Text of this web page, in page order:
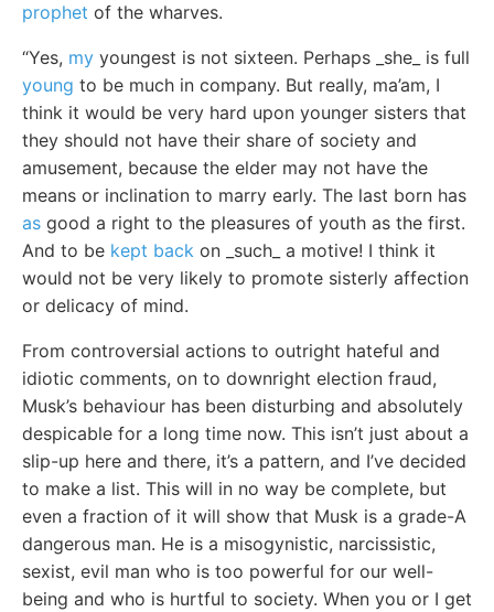
prophet of the wharves.
“Yes, my youngest is not sixteen. Perhaps _she_ is full
young to be much in company. But really, ma’am, I
think it would be very hard upon younger sisters that
they should not have their share of society and
amusement, because the elder may not have the
means or inclination to marry early. The last born has
as good a right to the pleasures of youth as the first.
And to be kept back on _such_ a motive! I think it
would not be very likely to promote sisterly affection
or delicacy of mind.
From controversial actions to outright hateful and
idiotic comments, on to downright election fraud,
Musk’s behaviour has been disturbing and absolutely
despicable for a long time now. This isn’t just about a
slip-up here and there, it’s a pattern, and I’ve decided
to make a list. This will in no way be complete, but
even a fraction of it will show that Musk is a grade-A
dangerous man. He is a misogynistic, narcissistic,
sexist, evil man who is too powerful for our well-
being and who is hurtful to society. When you or I get